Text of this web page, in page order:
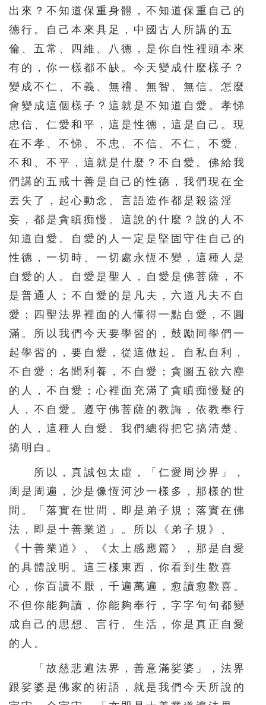
511 512 513 514 515
516 517 518 519 520
521 522 523 524 525
526 527 528 529 530
536 537 538 539 540
541 542 543 544 545
546 547 548 549 550
551 552 553 554 555
556 557 558 559 560
566 567 568 569 570
571 572 573 574 575
576 577 578 579 580
581 582 583 584 585
592 593 594 595
596 597 598 599 600
601 602 603 604 605
606
611 612 613 614 615
616 617 618 619 620
626 628 629 630
631 632 633 634 635
636 637 638 639 640
641 642 643 644
出來？不知道保重身體，不知道保重自己的
德行。自己本來具足，中國古人所講的五
倫、五常、四維、八德，是你自性裡頭本來
有的，你一樣都不缺。今天變成什麼樣子？
變成不仁、不義、無禮、無智、無信。怎麼
會變成這個樣子？這就是不知道自愛。孝悌
忠信、仁愛和平，這是性德，這是自己。現
在不孝、不悌、不忠、不信、不仁、不愛、
不和、不平，這就是什麼？不自愛。佛給我
們講的五戒十善是自己的性德，我們現在全
丟失了，起心動念、言語造作都是殺盜淫
妄，都是貪瞋痴慢。這說的什麼？說的人不
知道自愛。自愛的人一定是堅固守住自己的
性德，一切時、一切處永恆不變，這種人是
自愛的人。自愛是聖人，自愛是佛菩薩，不
是普通人；不自愛的是凡夫，六道凡夫不自
愛；四聖法界裡面的人懂得一點自愛，不圓
滿。所以我們今天要學習的，鼓勵同學們一
起學習的，要自愛，從這做起。自私自利，
不自愛；名聞利養，不自愛；貪圖五欲六塵
的人，不自愛；心裡面充滿了貪瞋痴慢疑的
人，不自愛。遵守佛菩薩的教誨，依教奉行
的人，這種人自愛。我們總得把它搞清楚、
搞明白。
所以，真誠包太虛，「仁愛周沙界」，
周是周遍，沙是像恆河沙一樣多，那樣的世
間。「落實在世間，即是弟子規；落實在佛
法，即是十善業道」。所以《弟子規》、
《十善業道》、《太上感應篇》，那是自愛
的具體說明。這三樣東西，你看到生歡喜
心，你百讀不厭，千遍萬遍，愈讀愈歡喜。
不但你能夠讀，你能夠奉行，字字句句都變
成自己的思想、言行、生活，你是真正自愛
的人。
「故慈悲遍法界，善意滿娑婆」，法界
跟娑婆是佛家的術語，就是我們今天所說的